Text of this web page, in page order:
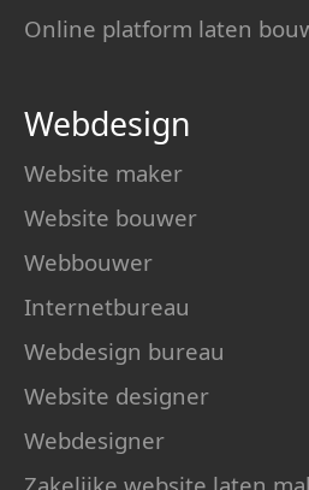
Online platform laten
Webdesign
Website maker
Website bouwer
Webbouwer
Internetbureau
Webdesign bureau
Website designer
Webdesigner